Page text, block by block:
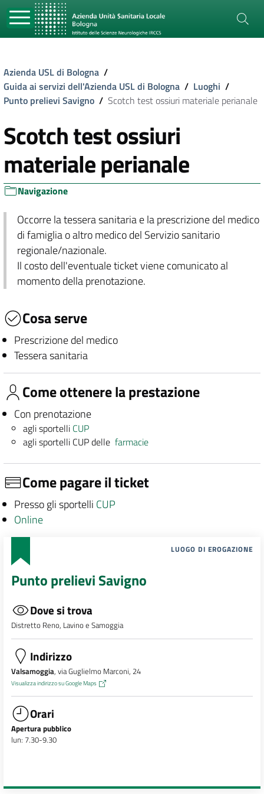
Azienda USL di Bologna /
Guida ai servizi dell'Azienda USL di Bologna / Luoghi /
Punto prelievi Savigno / Scotch test ossiuri materiale perianale
Scotch test ossiuri
materiale perianale
Navigazione
Occorre la tessera sanitaria e la prescrizione del medico
di famiglia o altro medico del Servizio sanitario
regionale/nazionale.
Il costo dell'eventuale ticket viene comunicato al
momento della prenotazione.
Cosa serve
Prescrizione del medico
Tessera sanitaria
Come ottenere la prestazione
Con prenotazione
agli sportelli CUP
agli sportelli CUP dellefarmacie
Come pagare il ticket
Presso gli sportelli CUP
Online
LUOGO DI EROGAZIONE
Punto prelievi Savigno
Dove si trova
Distretto Reno, Lavino e Samoggia
Indirizzo
Valsamoggia, via Guglielmo Marconi, 24
Visualizza indirizzo su Google Maps
Orari
Apertura pubblico
lun: 7.30-9.30